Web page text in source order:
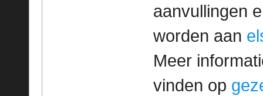
aanvullingen
worden aan
Meer
vinden op